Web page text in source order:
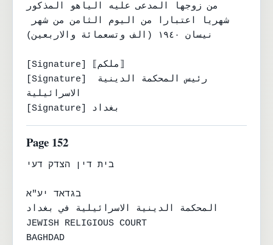
من زوجها المدعى عليه الياهو المذكور
نيسان ١٩٤٠ (الف وتسعمائة والاربعين)
[Signature] ⟦ملكم⟧
[Signature] رئيس المحكمة الدينية
الاسرائيلية
[Signature] بغداد
Page 152
בית דין הצדק דעי
בגדאד יע"א
المحكمة الدينية الاسرائيلية في بغداد
JEWISH RELIGIOUS COURT
BAGHDAD